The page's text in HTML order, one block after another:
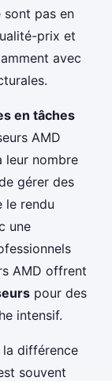
sont pas en
prix et
avec
en tâches
AMD
leur nombre
gérer des
le rendu
une
AMD offrent
pour des
intensif.
la différence
souvent